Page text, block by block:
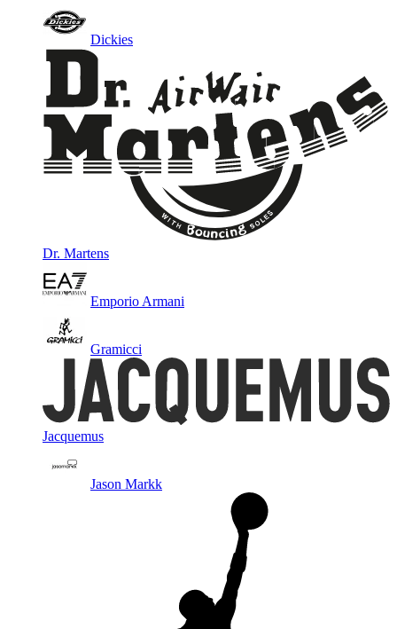
Dickies
Dr. Martens
Emporio Armani
Gramicci
Jacquemus
Jason Markk